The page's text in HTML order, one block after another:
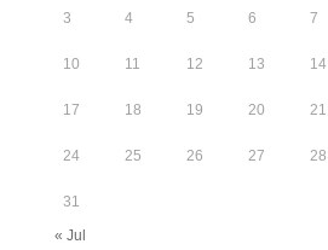
3 4 5 6 7
10 11 12 13 14
17 18 19 20 21
24 25 26 27 28
31
« Jul